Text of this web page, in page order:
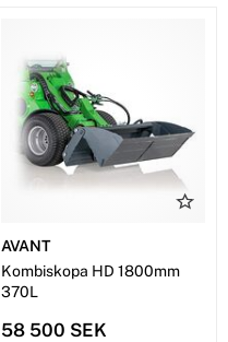
AVANT
Kombiskopa HD 1800mm
370L
58 500 SEK